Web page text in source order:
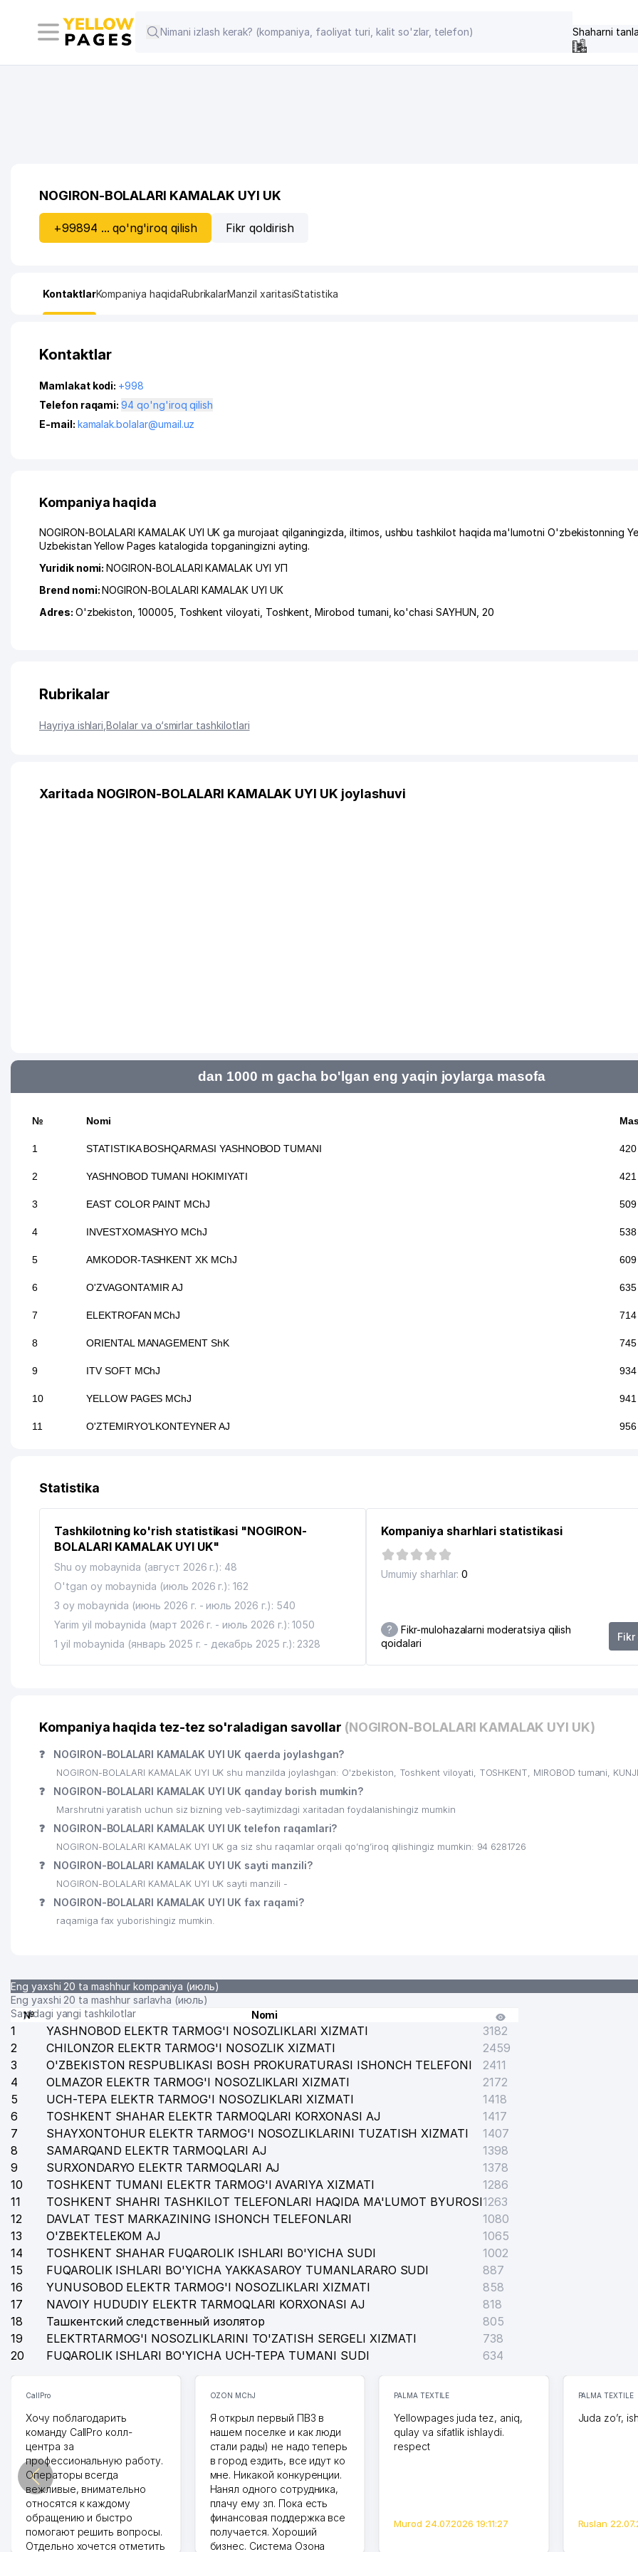
Shaharni
NOGIRON-BOLALARI KAMALAK UYI UK
+99894 ... qo'ng'iroq qilish Fikr qoldirish
KontaktlarKompaniya haqidaRubrikalarManzil xaritasiStatistika
Kontaktlar
Mamlakat kodi: +998
Telefon raqami:
94 qo'ng'iroq qilish
E-mail: kamalak.bolalar@umail.uz
Kompaniya haqida
NOGIRON-BOLALARI KAMALAK UYI UK ga murojaat qilganingizda, iltimos, ushbu tashkilot haqida ma'lumotni O'zbekistonning
Uzbekistan Yellow Pages katalogida topganingizni ayting.
Yuridik nomi:NOGIRON-BOLALARI KAMALAK UYI УП
Brend nomi:NOGIRON-BOLALARI KAMALAK UYI UK
Adres: O'zbekiston, 100005, Toshkent viloyati Toshkent ,Mirobod tumani ,ko'chasi SAYHUN , 20
Rubrikalar
Hayriya ishlari ,Bolalar va o‘smirlar tashkilotlari
Xaritada NOGIRON-BOLALARI KAMALAK UYI UK joylashuvi
dan 1000 m gacha bo'lgan eng yaqin joylarga masofa
№ Nomi
1 STATISTIKA BOSHQARMASI YASHNOBOD TUMANI
2 YASHNOBOD TUMANI HOKIMIYATI
3 EAST COLOR PAINT MChJ
4 INVESTXOMASHYO MChJ
5 AMKODOR-TASHKENT XK MChJ
6 O'ZVAGONTA'MIR AJ
7 ELEKTROFAN MChJ
8 ORIENTAL MANAGEMENT ShK
9 ITV SOFT MChJ
10 YELLOW PAGES MChJ
11 O'ZTEMIRYO'LKONTEYNER AJ
Statistika
Tashkilotning ko'rish statistikasi "NOGIRON-
BOLALARI KAMALAK UYI UK"
Shu oy mobaynida (август 2026 г.): 48
O'tgan oy mobaynida (июль 2026 г.): 162
3 oy mobaynida (июнь 2026 г. - июль 2026 г.): 540
Yarim yil mobaynida (март 2026 г. - июль 2026 г.): 1050
1 yil mobaynida (январь 2025 г. - декабрь 2025 г.): 2328
Kompaniya sharhlari statistikasi
Umumiy sharhlar: 0
?
Fikr-mulohazalarni moderatsiya qilish
qoidalari
Kompaniya haqida tez-tez so'raladigan savollar (NOGIRON-BOLALARI KAMALAK UYI UK)
❓ NOGIRON-BOLALARI KAMALAK UYI UK qaerda joylashgan?
NOGIRON-BOLALARI KAMALAK UYI UK shu manzilda joylashgan: O'zbekiston, Toshkent viloyati, TOSHKENT, MIROBOD tumani,
❓ NOGIRON-BOLALARI KAMALAK UYI UK qanday borish mumkin?
Marshrutni yaratish uchun siz bizning veb-saytimizdagi xaritadan foydalanishingiz mumkin
❓ NOGIRON-BOLALARI KAMALAK UYI UK telefon raqamlari?
NOGIRON-BOLALARI KAMALAK UYI UK ga siz shu raqamlar orqali qo’ng’iroq qilishingiz mumkin: 94 6281726
❓ NOGIRON-BOLALARI KAMALAK UYI UK sayti manzili?
NOGIRON-BOLALARI KAMALAK UYI UK sayti manzili -
❓ NOGIRON-BOLALARI KAMALAK UYI UK fax raqami?
raqamiga fax yuborishingiz mumkin.
Eng yaxshi 20 ta mashhur kompaniya (июль)
Eng yaxshi 20 ta mashhur sarlavha (июль)
Saytdagi yangi tashkilotlar
№ Nomi
1 YASHNOBOD ELEKTR TARMOG'I NOSOZLIKLARI XIZMATI
3182
2
CHILONZOR ELEKTR TARMOG'I NOSOZLIK XIZMATI
2459
3
O'ZBEKISTON RESPUBLIKASI BOSH PROKURATURASI ISHONCH TELEFONI
2411
4
OLMAZOR ELEKTR TARMOG'I NOSOZLIKLARI XIZMATI
2172
5
UCH-TEPA ELEKTR TARMOG'I NOSOZLIKLARI XIZMATI
1418
6
TOSHKENT SHAHAR ELEKTR TARMOQLARI KORXONASI AJ
1417
7
SHAYXONTOHUR ELEKTR TARMOG'I NOSOZLIKLARINI TUZATISH XIZMATI
1407
8
SAMARQAND ELEKTR TARMOQLARI AJ
1398
9
SURXONDARYO ELEKTR TARMOQLARI AJ
1378
10
TOSHKENT TUMANI ELEKTR TARMOG'I AVARIYA XIZMATI
1286
11
TOSHKENT SHAHRI TASHKILOT TELEFONLARI HAQIDA MA'LUMOT BYUROSI1263
12
DAVLAT TEST MARKAZINING ISHONCH TELEFONLARI
1080
13
O'ZBEKTELEKOM AJ
1065
14
TOSHKENT SHAHAR FUQAROLIK ISHLARI BO'YICHA SUDI
1002
15
FUQAROLIK ISHLARI BO'YICHA YAKKASAROY TUMANLARARO SUDI
887
16
YUNUSOBOD ELEKTR TARMOG'I NOSOZLIKLARI XIZMATI
858
17
NAVOIY HUDUDIY ELEKTR TARMOQLARI KORXONASI AJ
818
18
Ташкентский следственный изолятор
805
19
ELEKTRTARMOG'I NOSOZLIKLARINI TO'ZATISH SERGELI XIZMATI
738
20
FUQAROLIK ISHLARI BO'YICHA UCH-TEPA TUMANI SUDI 634
CallPro
Хочу поблагодарить
команду CallPro колл-
центра за
профессиональную работу.
Операторы всегда
вежливые, внимательно
относятся к каждому
обращению и быстро
помогают решить вопросы.
Отдельно хочется отметить
OZON MChJ
Я открыл первый ПВЗ в
нашем поселке и как люди
стали рады) не надо теперь
в город ездить, все идут ко
мне. Никакой конкуренции.
Нанял одного сотрудника,
плачу ему зп. Пока есть
финансовая поддержка все
получается. Хороший
бизнес. Система Озона
PALMA TEXTILE
Yellowpages juda tez, aniq,
qulay va sifatlik ishlaydi.
respect
Murod 24.07.2026 19:11:27
PALMA TEXTILE
Juda zo’r,
Ruslan